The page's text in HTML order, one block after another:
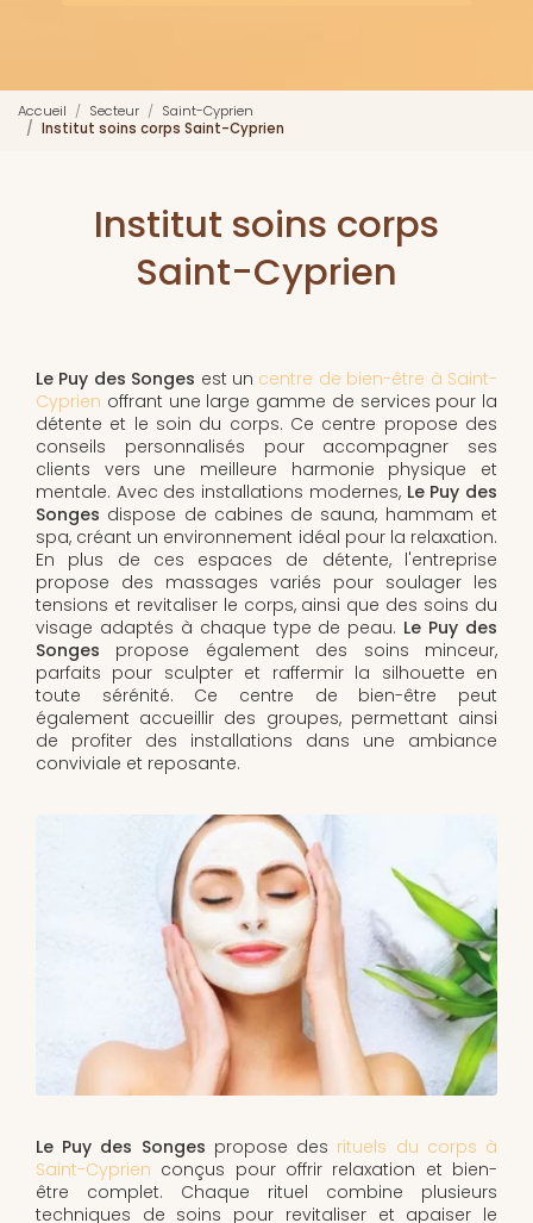
Accueil Secteur
Saint-Cyprien
Institut soins corps Saint-Cyprien
Institut soins corps
Saint-Cyprien
Le Puy des Songes est un centre de bien-être à Saint-
Cyprien offrant une large gamme de services pour la
détente et le soin du corps. Ce centre propose des
conseils personnalisés pour accompagner ses
clients vers une meilleure harmonie physique et
mentale. Avec des installations modernes, Le Puy des
Songes dispose de cabines de sauna, hammam et
spa, créant un environnement idéal pour la relaxation.
En plus de ces espaces de détente, l'entreprise
propose des massages variés pour soulager les
tensions et revitaliser le corps, ainsi que des soins du
visage adaptés à chaque type de peau. Le Puy des
Songes propose également des soins minceur,
parfaits pour sculpter et raffermir la silhouette en
toute sérénité. Ce centre de bien-être peut
également accueillir des groupes, permettant ainsi
de profiter des installations dans une ambiance
conviviale et reposante.
Le Puy des Songes propose des rituels du corps à
Saint-Cyprien conçus pour offrir relaxation et bien-
être complet. Chaque rituel combine plusieurs
techniques de soins pour revitaliser et apaiser le